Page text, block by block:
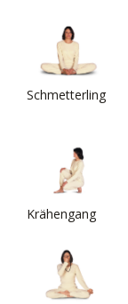
Schmetterling
Krähengang